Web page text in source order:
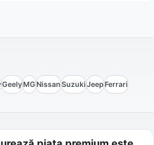
GeelyMGNissanSuzukiJeepFerrari